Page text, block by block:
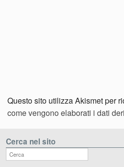
Questo sito utilizza Akismet per
come vengono elaborati i dati
Cerca nel sito